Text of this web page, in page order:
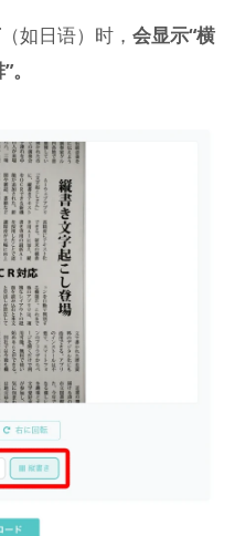
（如日语）时， 会显示“横